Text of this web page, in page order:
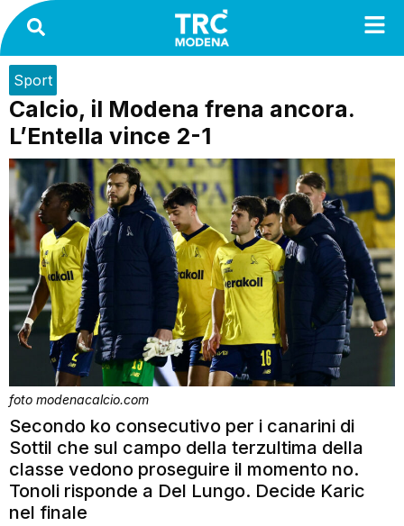
Sport
Calcio, il Modena frena ancora.
L’Entella vince 2-1
foto modenacalcio.com
Secondo ko consecutivo per i canarini di
Sottil che sul campo della terzultima della
classe vedono proseguire il momento no.
Tonoli risponde a Del Lungo. Decide Karic
nel finale